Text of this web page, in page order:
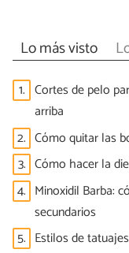
Lo más visto
1. Cortes de pelo
arriba
2. Cómo quitar las
3. Cómo hacer la
4. Minoxidil Barba:
secundarios
5. Estilos de tatuajes